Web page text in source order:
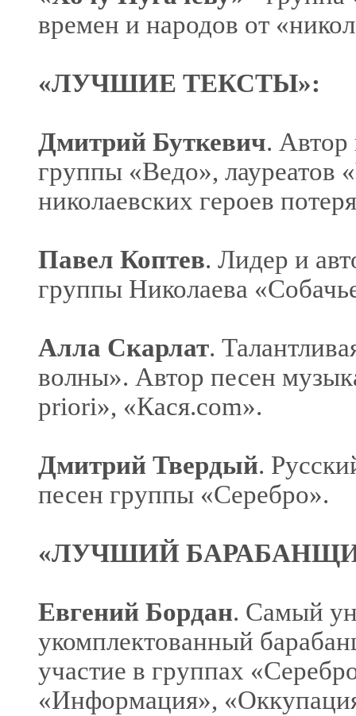
времен и народов от
«ЛУЧШИЕ ТЕКСТЫ»:
Дмитрий Буткевич. Автор
группы «Ведо», лауреатов
николаевских героев
Павел Коптев. Лидер и
группы Николаева
Алла Скарлат.
волны». Автор песен
priori», «Кася.com».
Дмитрий Твердый.
песен группы «Серебро».
«ЛУЧШИЙ
Евгений Бордан. Самый
укомплектованный
участие в группах
«Информация»,